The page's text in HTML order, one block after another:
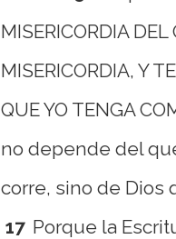
MISERICORDIA
MISERICORDIA, Y
QUE YO TENGA
no depende del
corre, sino de Dios
17 Porque la